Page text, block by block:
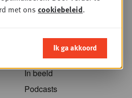
Home
Sessies
In beeld
Podcasts
met ons cookiebeleid.
Ik ga akkoord